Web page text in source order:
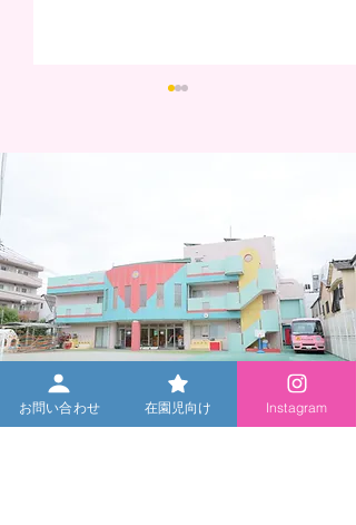
6/24（水）水遊びのお知
らせ 【未就園児対象】※
終了しました。たくさん
のご参加ありがとうござ
お問い合わせ 在園児向け Instagram